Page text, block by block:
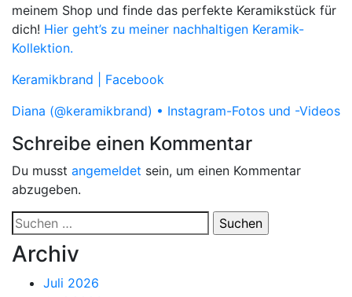
meinem Shop und finde das perfekte Keramikstück für
dich! Hier geht’s zu meiner nachhaltigen Keramik-
Kollektion.
Keramikbrand | Facebook
Diana (@keramikbrand) • Instagram-Fotos und -Videos
Schreibe einen Kommentar
Du musst angemeldet sein, um einen Kommentar
abzugeben.
Suchen
nach:
Archiv
Juli 2026